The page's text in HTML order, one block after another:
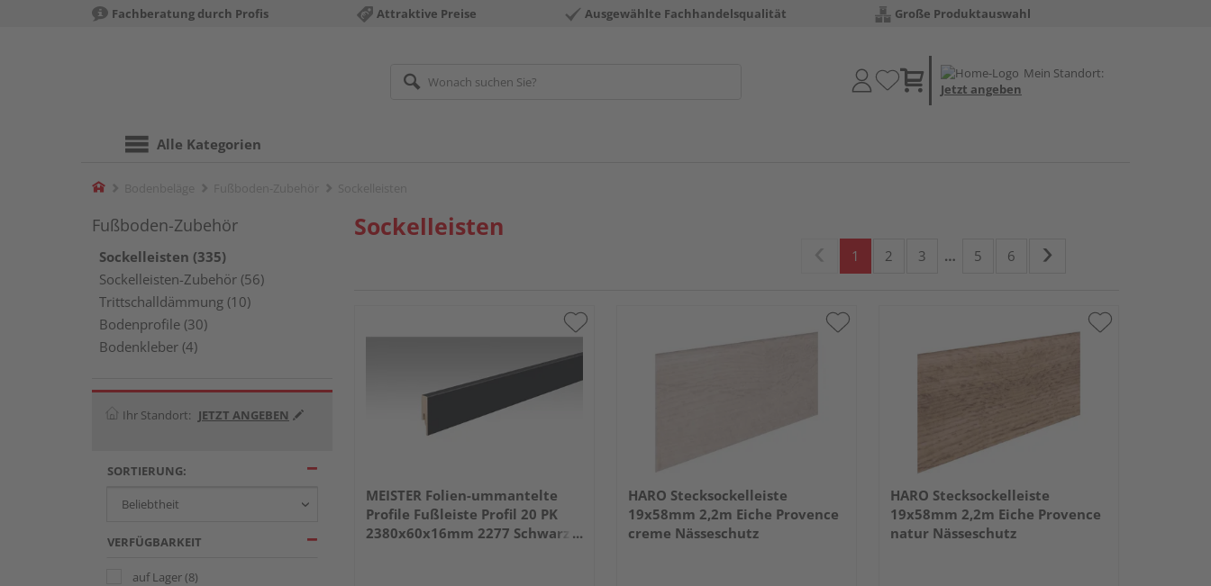
Fachberatung durch Profis Attraktive Preise Ausgewählte Fachhandelsqualität Große Produktauswahl
Mein Standort:
Jetzt angeben
Alle Kategorien
Home
Fußboden-Zubehör
Sockelleisten (335)
Sockelleisten-Zubehör (56)
Trittschalldämmung (10)
Bodenprofile (30)
Bodenkleber (4)
Ihr Standort: JETZT ANGEBEN
SORTIERUNG:
VERFÜGBARKEIT
auf Lager(8)
Sockelleisten
1 2 3 … 5 6
MEISTER Folien-ummantelte
Profile Fußleiste Profil 20 PK
2380x60x16mm 2277 Schwarz
HARO Stecksockelleiste
19x58mm 2,2m Eiche Provence
creme Nässeschutz
HARO Stecksockelleiste
19x58mm 2,2m Eiche Provence
natur Nässeschutz